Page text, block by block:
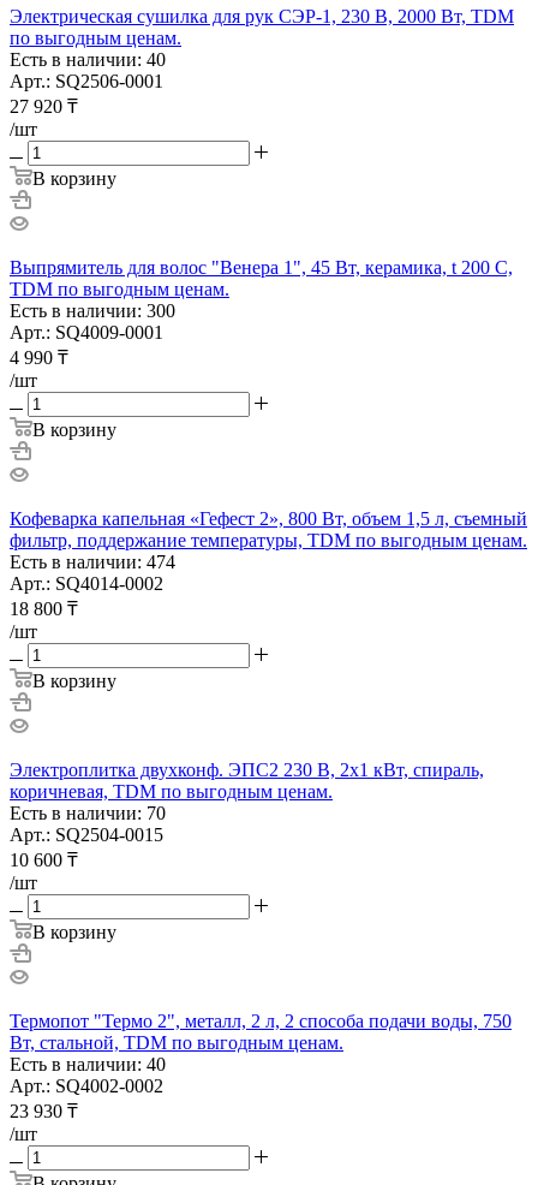
Электрическая сушилка для рук СЭР-1, 230 В, 2000 Вт, TDM
по выгодным ценам.
Есть в наличии: 40
Арт.: SQ2506-0001
27 920 ₸
/шт
В корзину
Выпрямитель для волос "Венера 1", 45 Вт, керамика, t 200 С,
TDM по выгодным ценам.
Есть в наличии: 300
Арт.: SQ4009-0001
4 990 ₸
/шт
В корзину
Кофеварка капельная «Гефест 2», 800 Вт, объем 1,5 л, съемный
фильтр, поддержание температуры, TDM по выгодным ценам.
Есть в наличии: 474
Арт.: SQ4014-0002
18 800 ₸
/шт
В корзину
Электроплитка двухконф. ЭПС2 230 В, 2х1 кВт, спираль,
коричневая, TDM по выгодным ценам.
Есть в наличии: 70
Арт.: SQ2504-0015
10 600 ₸
/шт
В корзину
Термопот "Термо 2", металл, 2 л, 2 способа подачи воды, 750
Вт, стальной, TDM по выгодным ценам.
Есть в наличии: 40
Арт.: SQ4002-0002
23 930 ₸
/шт